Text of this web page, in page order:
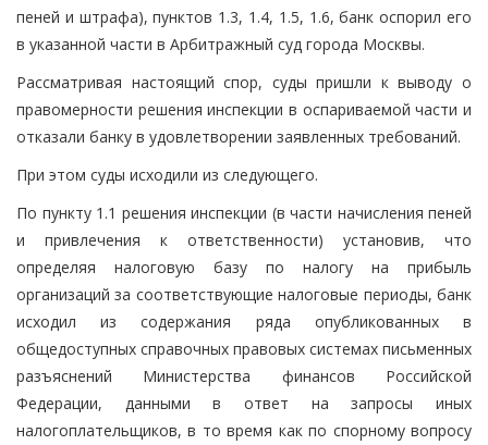
пеней и штрафа), пунктов 1.3, 1.4, 1.5, 1.6, банк оспорил его
в указанной части в Арбитражный суд города Москвы.
Рассматривая настоящий спор, суды пришли к выводу о
правомерности решения инспекции в оспариваемой части и
отказали банку в удовлетворении заявленных требований.
При этом суды исходили из следующего.
По пункту 1.1 решения инспекции (в части начисления пеней
и привлечения к ответственности) установив, что
определяя налоговую базу по налогу на прибыль
организаций за соответствующие налоговые периоды, банк
исходил из содержания ряда опубликованных в
общедоступных справочных правовых системах письменных
разъяснений Министерства финансов Российской
Федерации, данными в ответ на запросы иных
налогоплательщиков, в то время как по спорному вопросу